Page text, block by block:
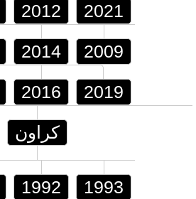
2012 2021
2014 2009
2016 2019
كراون
1992 1993